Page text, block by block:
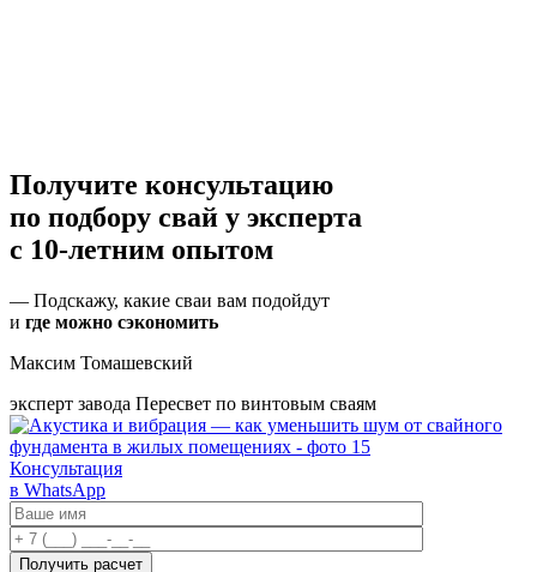
Получите консультацию
по подбору свай у эксперта
с 10-летним опытом
— Подскажу, какие сваи вам подойдут
и где можно сэкономить
Максим Томашевский
эксперт завода Пересвет по винтовым сваям
Консультация
в WhatsApp